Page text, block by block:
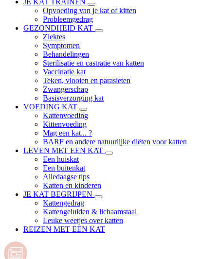
JE KAT TRAINEN
Opvoeding van je kat of kitten
Probleemgedrag
GEZONDHEID KAT
Ziektes
Symptomen
Behandelingen
Sterilisatie en castratie van katten
Vaccinatie kat
Teken, vlooien en parasieten
Zwangerschap
Basisverzorging kat
VOEDING KAT
Kattenvoeding
Kittenvoeding
Mag een kat... ?
BARF en andere natuurlijke diëten voor katten
LEVEN MET EEN KAT
Een huiskat
Een buitenkat
Alledaagse tips
Katten en kinderen
JE KAT BEGRIJPEN
Kattengedrag
Kattengeluiden & lichaamstaal
Leuke weetjes over katten
REIZEN MET EEN KAT